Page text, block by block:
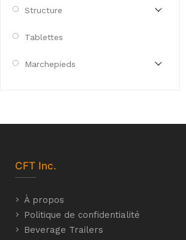
Structure
Tablettes
Marchepieds
CFT Inc.
À propos
Politique de confidentialité
Beverage Trailers